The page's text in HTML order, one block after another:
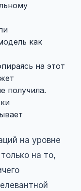
как
на этот
получила.
на уровне
на то,